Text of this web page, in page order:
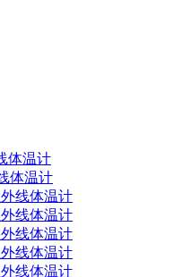
体温计
体温计
线体温计
线体温计
线体温计
线体温计
线体温计